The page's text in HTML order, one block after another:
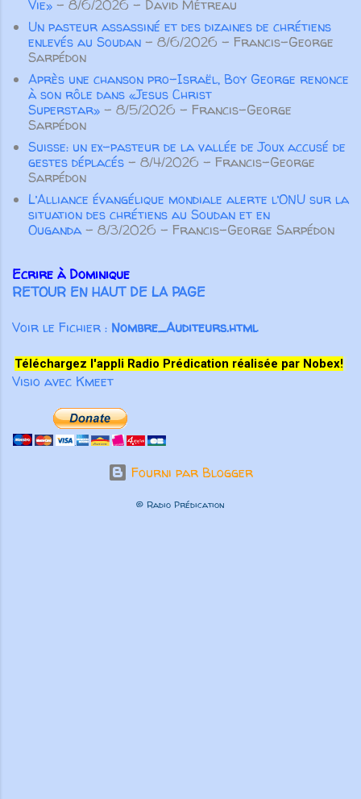
œuvre ...
manière inconsidérée ou vaine, ou
de colporter des médisances ou
prononcer des paroles qui
participeront à la croissance
spirituelle des autres croyants. Pas
“font du bien au corps”, m...
Vie» - 8/6/2026 - David Métreau
Un pasteur assassiné et des dizaines de chrétiens
enlevés au Soudan - 8/6/2026 - Francis-George
Sarpédon
Après une chanson pro-Israël, Boy George renonce
à son rôle dans «Jesus Christ
Superstar» - 8/5/2026 - Francis-George
Sarpédon
Suisse: un ex-pasteur de la vallée de Joux accusé de
gestes déplacés - 8/4/2026 - Francis-George
Sarpédon
L’Alliance évangélique mondiale alerte l’ONU sur la
situation des chrétiens au Soudan et en
Ouganda - 8/3/2026 - Francis-George Sarpédon
Ecrire à Dominique
RETOUR EN HAUT DE LA PAGE
Voir le Fichier : Nombre_Auditeurs.html
Téléchargez l'appli Radio Prédication réalisée par Nobex!
Visio avec Kmeet
Fourni par Blogger
© Radio Prédication